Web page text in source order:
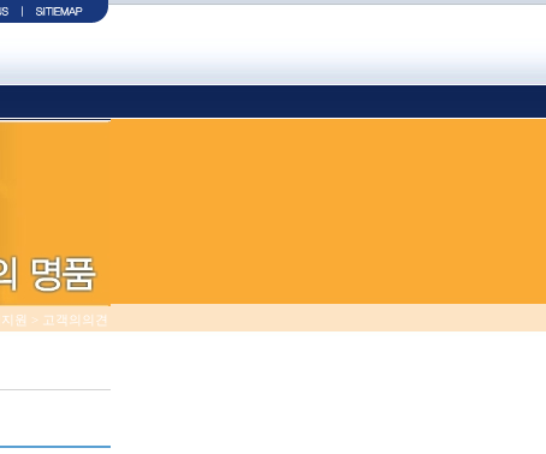
원 > 고객의의견